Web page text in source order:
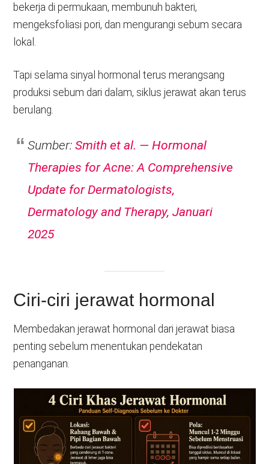
bekerja di permukaan, membunuh bakteri,
mengeksfoliasi pori, dan mengurangi sebum secara
lokal.
Tapi selama sinyal hormonal terus merangsang
produksi sebum dari dalam, siklus jerawat akan terus
berulang.
Sumber:Smith et al. — Hormonal
Therapies for Acne: A Comprehensive
Update for Dermatologists,
Dermatology and Therapy, Januari
2025
Ciri-ciri jerawat hormonal
Membedakan jerawat hormonal dari jerawat biasa
penting sebelum menentukan pendekatan
penanganan.